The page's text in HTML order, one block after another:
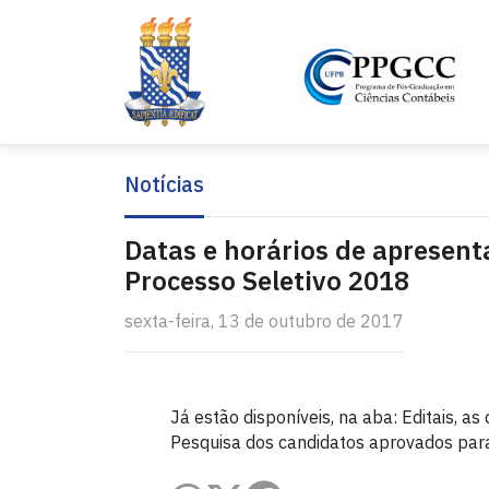
Notícias
Datas e horários de
Processo Seletivo 2018
sexta-feira, 13 de outubro de 2017
Já estão disponíveis, na aba: Editais,
Pesquisa dos candidatos aprovados